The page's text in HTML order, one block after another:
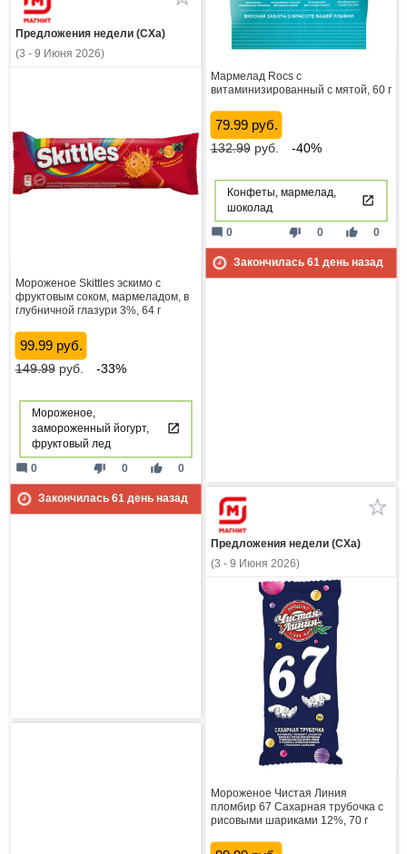
Мармелад Rocs с
витаминизированный с мятой, 60 г
79.99 руб.
132.99руб. -40%
Конфеты, мармелад,
шоколад
thumb_down 0 thumb_up 0
mode_comment 0
Закончилась 61день назад
Предложения недели (СХа)
(3 - 9 Июня 2026)
Мороженое Skittles эскимо с
фруктовым соком, мармеладом, в
глубничной глазури 3%, 64 г
99.99 руб.
149.99руб. -33%
Мороженое,
замороженный йогурт,
фруктовый лед
thumb_down 0 thumb_up 0
mode_comment 0
Закончилась 61день назад
Предложения недели (СХа)
(3 - 9 Июня 2026)
Мороженое Чистая Линия
пломбир 67 Сахарная трубочка с
рисовыми шариками 12%, 70 г